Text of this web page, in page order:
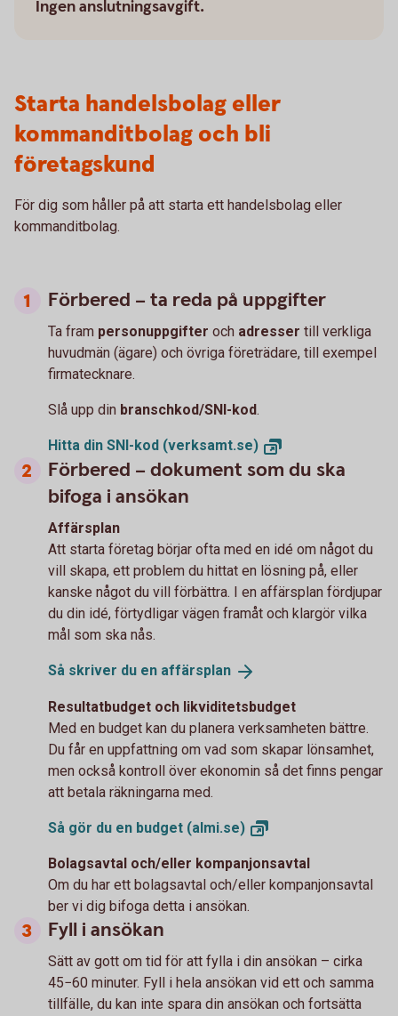
Ingen anslutningsavgift.
Starta handelsbolag eller
kommanditbolag och bli
företagskund
För dig som håller på att starta ett handelsbolag eller
kommanditbolag.
Förbered – ta reda på uppgifter
Ta fram personuppgifter och adresser till verkliga
huvudmän (ägare) och övriga företrädare, till exempel
firmatecknare.
Slå upp din branschkod/SNI-kod.
Hitta din SNI-kod (verksamt.se)
Förbered – dokument som du ska
bifoga i ansökan
Affärsplan
Att starta företag börjar ofta med en idé om något du
vill skapa, ett problem du hittat en lösning på, eller
kanske något du vill förbättra. I en affärsplan fördjupar
du din idé, förtydligar vägen framåt och klargör vilka
mål som ska nås.
Så skriver du en affärsplan
Resultatbudget och likviditetsbudget
Med en budget kan du planera verksamheten bättre.
Du får en uppfattning om vad som skapar lönsamhet,
men också kontroll över ekonomin så det finns pengar
att betala räkningarna med.
Så gör du en budget (almi.se)
Bolagsavtal och/eller kompanjonsavtal
Om du har ett bolagsavtal och/eller kompanjonsavtal
ber vi dig bifoga detta i ansökan.
Fyll i ansökan
Sätt av gott om tid för att fylla i din ansökan – cirka
45−60 minuter. Fyll i hela ansökan vid ett och samma
tillfälle, du kan inte spara din ansökan och fortsätta